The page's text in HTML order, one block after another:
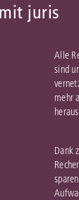
juris
Alle
sind
mehr
Dank